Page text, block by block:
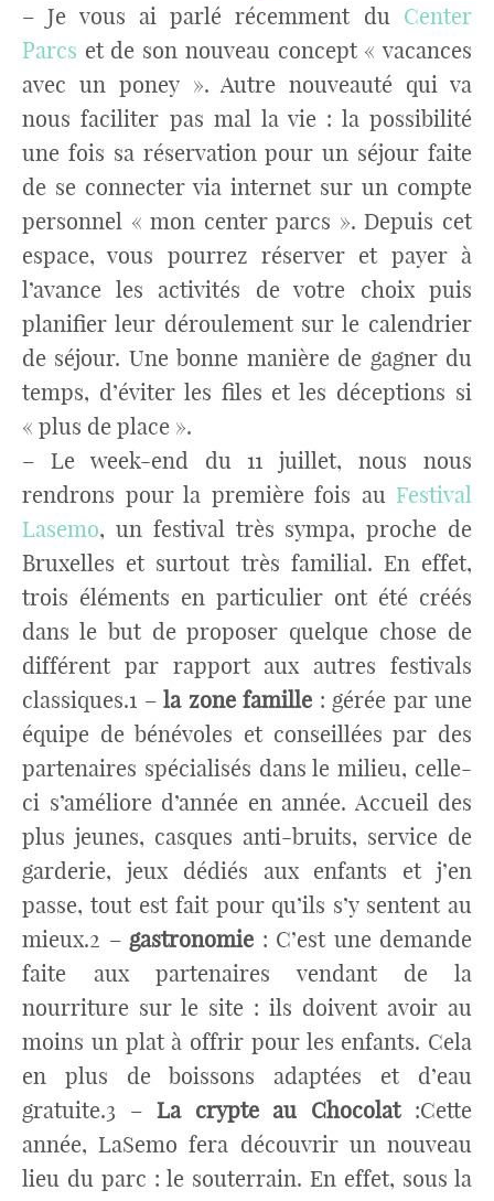
– Je vous ai parlé récemment du Center
Parcs et de son nouveau concept « vacances
avec un poney ». Autre nouveauté qui va
nous faciliter pas mal la vie : la possibilité
une fois sa réservation pour un séjour faite
de se connecter via internet sur un compte
personnel « mon center parcs ». Depuis cet
espace, vous pourrez réserver et payer à
l’avance les activités de votre choix puis
planifier leur déroulement sur le calendrier
de séjour. Une bonne manière de gagner du
temps, d’éviter les files et les déceptions si
« plus de place ».
– Le week-end du 11 juillet, nous nous
rendrons pour la première fois au Festival
Lasemo, un festival très sympa, proche de
Bruxelles et surtout très familial. En effet,
trois éléments en particulier ont été créés
dans le but de proposer quelque chose de
différent par rapport aux autres festivals
classiques.1 – la zone famille : gérée par une
équipe de bénévoles et conseillées par des
partenaires spécialisés dans le milieu, celle-
ci s’améliore d’année en année. Accueil des
plus jeunes, casques anti-bruits, service de
garderie, jeux dédiés aux enfants et j’en
passe, tout est fait pour qu’ils s’y sentent au
mieux.2 – gastronomie : C’est une demande
faite aux partenaires vendant de la
nourriture sur le site : ils doivent avoir au
moins un plat à offrir pour les enfants. Cela
en plus de boissons adaptées et d’eau
gratuite.3 – La crypte au Chocolat :Cette
année, LaSemo fera découvrir un nouveau
lieu du parc : le souterrain. En effet, sous la